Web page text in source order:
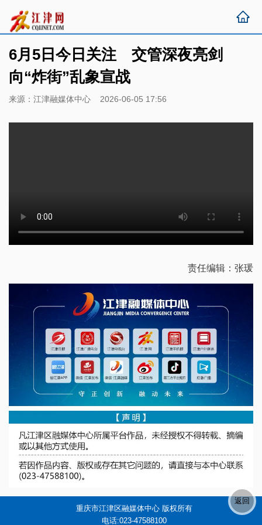
6月5日今日关注 交管深夜亮剑
向“炸街”乱象宣战
来源：江津融媒体中心 2026-06-05 17:56
责任编辑：张瑗
重庆市江津区融媒体中心 版权所有
电话:023-47588100